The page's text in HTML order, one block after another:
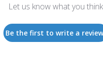
Let us know what you think
Be the first to write a